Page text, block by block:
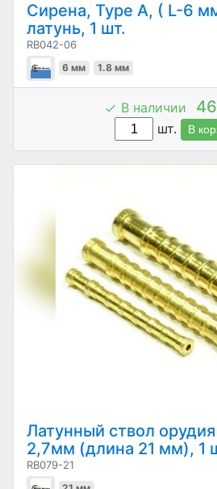
Сирена, Type A, ( L-6
латунь, 1 шт.
RB042-06
6 мм 1.8 мм
В наличии
шт.
В
Латунный ствол
2,7мм (длина 21 мм), 1
RB079-21